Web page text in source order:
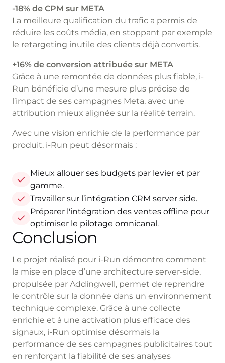
-18% de CPM sur META
La meilleure qualification du trafic a permis de
réduire les coûts média, en stoppant par exemple
le retargeting inutile des clients déjà convertis.
+16% de conversion attribuée sur META
Grâce à une remontée de données plus fiable, i-
Run bénéficie d’une mesure plus précise de
l’impact de ses campagnes Meta, avec une
attribution mieux alignée sur la réalité terrain.
Avec une vision enrichie de la performance par
produit, i-Run peut désormais :
Mieux allouer ses budgets par levier et par
gamme.
Travailler sur l’intégration CRM server side.
Préparer l'intégration des ventes offline pour
optimiser le pilotage omnicanal.
Conclusion
Le projet réalisé pour i-Run démontre comment
la mise en place d’une architecture server-side,
propulsée par Addingwell, permet de reprendre
le contrôle sur la donnée dans un environnement
technique complexe. Grâce à une collecte
enrichie et à une activation plus efficace des
signaux, i-Run optimise désormais la
performance de ses campagnes publicitaires tout
en renforçant la fiabilité de ses analyses